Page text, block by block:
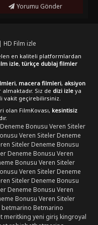
Yorumu Gönder
HD Film izle
en kaliteli platformlardan
izle, türkçe dublaj filmler
, macera filmleri, aksiyon
Siz de dizi izle ya
vakit geçirebilirsiniz.
olan FilmKovası, kesintisiz
Deneme Bonusu Veren Siteler
Veren SitelerDeneme
SitelerDeneme Bonusu
Deneme Bonusu Veren
Bonusu Veren Siteler
Veren SitelerDeneme
SitelerDeneme Bonusu
Deneme Bonusu Veren
Bonusu Veren Siteler
betmarino Betmarino
meritking yeni girişkingroyal